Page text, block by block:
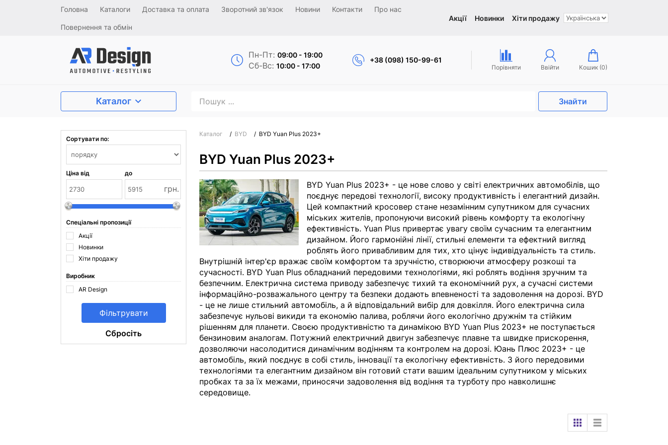
Головна Каталоги Доставка та оплата Зворотний зв'язок Новини Контакти Про нас
Повернення та обмін
Акції Новинки Хіти продажу
Пн-Пт: 09:00 - 19:00
Сб-Вс: 10:00 - 17:00
+38 (098) 150-99-61
Порівняти Ввійти Кошик (0)
Каталог Знайти
Сортувати по:
Ціна від до
грн.
Спеціальні пропозиції
Акції
Новинки
Хіти продажу
Виробник
AR Design
Cбросіть
Каталог / BYD / BYD Yuan Plus 2023+
BYD Yuan Plus 2023+
BYD Yuan Plus 2023+ - це нове слово у світі електричних автомобілів, що
поєднує передові технології, високу продуктивність і елегантний дизайн.
Цей компактний кросовер стане незамінним супутником для сучасних
міських жителів, пропонуючи високий рівень комфорту та екологічну
ефективність. Yuan Plus привертає увагу своїм сучасним та елегантним
дизайном. Його гармонійні лінії, стильні елементи та ефектний вигляд
роблять його привабливим для тих, хто цінує індивідуальність та стиль.
Внутрішній інтер'єр вражає своїм комфортом та зручністю, створюючи атмосферу розкоші та
сучасності. BYD Yuan Plus обладнаний передовими технологіями, які роблять водіння зручним та
безпечним. Електрична система приводу забезпечує тихий та економічний рух, а сучасні системи
інформаційно-розважального центру та безпеки додають впевненості та задоволення на дорозі. BYD
- це не лише стильний автомобіль, а й відповідальний вибір для довкілля. Його електрична сила
забезпечує нульові викиди та економію палива, роблячи його екологічно дружнім та стійким
рішенням для планети. Своєю продуктивністю та динамікою BYD Yuan Plus 2023+ не поступається
бензиновим аналогам. Потужний електричний двигун забезпечує плавне та швидке прискорення,
дозволяючи насолодитися динамічним водінням та контролем на дорозі. Юань Плюс 2023+ - це
автомобіль, який поєднує в собі стиль, інновації та екологічну ефективність. З його передовими
технологіями та елегантним дизайном він готовий стати вашим ідеальним супутником у міських
пробках та за їх межами, приносячи задоволення від водіння та турботу про навколишнє
середовище.